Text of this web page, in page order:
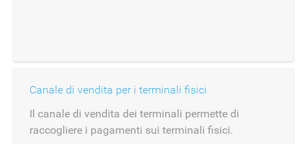
Canale di vendita per i terminali fisici
Il canale di vendita dei terminali permette di
raccogliere i pagamenti sui terminali fisici.